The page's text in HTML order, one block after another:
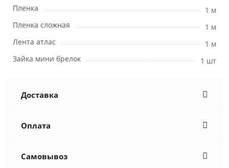
Пленка
1 м
Пленка сложная
1 м
Лента атлас
1 м
Зайка мини брелок
1 шт
Доставка
Оплата
Самовывоз